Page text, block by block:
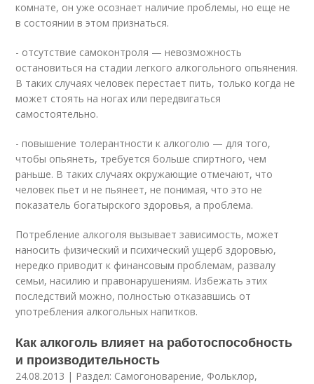
комнате, он уже осознает наличие проблемы, но еще не
в состоянии в этом признаться.
- отсутствие самоконтроля — невозможность
остановиться на стадии легкого алкогольного опьянения.
В таких случаях человек перестает пить, только когда не
может стоять на ногах или передвигаться
самостоятельно.
- повышение толерантности к алкоголю — для того,
чтобы опьянеть, требуется больше спиртного, чем
раньше. В таких случаях окружающие отмечают, что
человек пьет и не пьянеет, не понимая, что это не
показатель богатырского здоровья, а проблема.
Потребление алкоголя вызывает зависимость, может
наносить физический и психический ущерб здоровью,
нередко приводит к финансовым проблемам, развалу
семьи, насилию и правонарушениям. Избежать этих
последствий можно, полностью отказавшись от
употребления алкогольных напитков.
Как алкоголь влияет на работоспособность
и производительность
24.08.2013 | Раздел: Самогоноварение, Фольклор,